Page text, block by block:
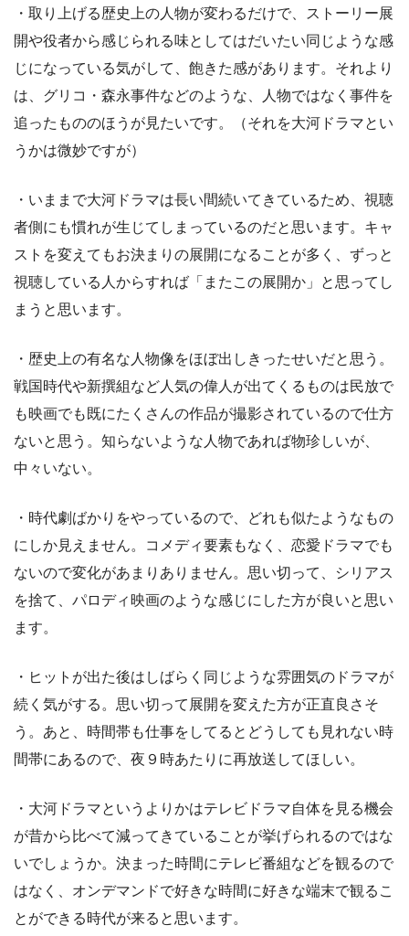
・取り上げる歴史上の人物が変わるだけで、ストーリー展
開や役者から感じられる味としてはだいたい同じような感
じになっている気がして、飽きた感があります。それより
は、グリコ・森永事件などのような、人物ではなく事件を
追ったもののほうが見たいです。（それを大河ドラマとい
うかは微妙ですが）
・いままで大河ドラマは長い間続いてきているため、視聴
者側にも慣れが生じてしまっているのだと思います。キャ
ストを変えてもお決まりの展開になることが多く、ずっと
視聴している人からすれば「またこの展開か」と思ってし
まうと思います。
・歴史上の有名な人物像をほぼ出しきったせいだと思う。
戦国時代や新撰組など人気の偉人が出てくるものは民放で
も映画でも既にたくさんの作品が撮影されているので仕方
ないと思う。知らないような人物であれば物珍しいが、
中々いない。
・時代劇ばかりをやっているので、どれも似たようなもの
にしか見えません。コメディ要素もなく、恋愛ドラマでも
ないので変化があまりありません。思い切って、シリアス
を捨て、パロディ映画のような感じにした方が良いと思い
ます。
・ヒットが出た後はしばらく同じような雰囲気のドラマが
続く気がする。思い切って展開を変えた方が正直良さそ
う。あと、時間帯も仕事をしてるとどうしても見れない時
間帯にあるので、夜９時あたりに再放送してほしい。
・大河ドラマというよりかはテレビドラマ自体を見る機会
が昔から比べて減ってきていることが挙げられるのではな
いでしょうか。決まった時間にテレビ番組などを観るので
はなく、オンデマンドで好きな時間に好きな端末で観るこ
とができる時代が来ると思います。